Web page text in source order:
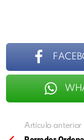
g
a
i
Artículo anterior